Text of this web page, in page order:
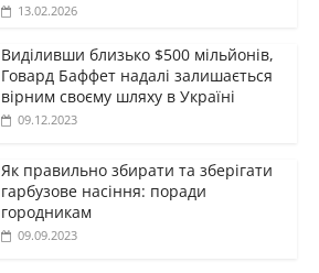
13.02.2026
Виділивши близько $500 мільйонів,
Говард Баффет надалі залишається
вірним своєму шляху в Україні
09.12.2023
Як правильно збирати та зберігати
гарбузове насіння: поради
городникам
09.09.2023